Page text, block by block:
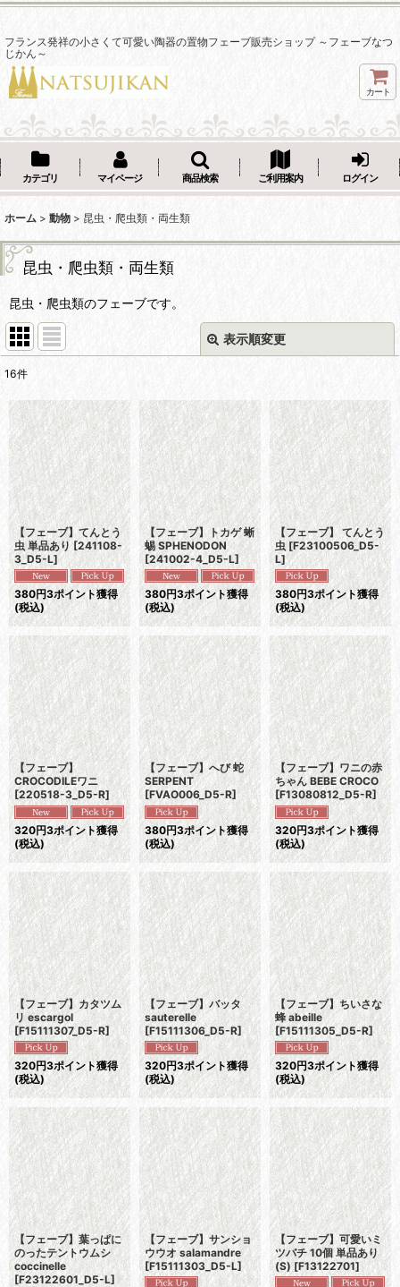
フランス発祥の小さくて可愛い陶器の置物フェーブ販売ショップ ～フェーブなつ
じかん～
カート
カテゴリ マイページ 商品検索 ご利用案内 ログイン
ホーム > 動物 > 昆虫・爬虫類・両生類
昆虫・爬虫類・両生類
昆虫・爬虫類のフェーブです。
表示順変更
並び順:
絞り込む
16件
【フェーブ】てんとう
虫 単品あり [241108-
3_D5-L]
380円3ポイント獲得
(税込)
【フェーブ】トカゲ 蜥
蜴 SPHENODON
[241002-4_D5-L]
380円3ポイント獲得
(税込)
【フェーブ】 てんとう
虫 [F23100506_D5-
L]
380円3ポイント獲得
(税込)
【フェーブ】
CROCODILEワニ
[220518-3_D5-R]
320円3ポイント獲得
(税込)
【フェーブ】へび 蛇
SERPENT
[FVAO006_D5-R]
380円3ポイント獲得
(税込)
【フェーブ】ワニの赤
ちゃん BEBE CROCO
[F13080812_D5-R]
320円3ポイント獲得
(税込)
【フェーブ】カタツム
リ escargol
[F15111307_D5-R]
320円3ポイント獲得
(税込)
【フェーブ】バッタ
sauterelle
[F15111306_D5-R]
320円3ポイント獲得
(税込)
【フェーブ】ちいさな
蜂 abeille
[F15111305_D5-R]
320円3ポイント獲得
(税込)
【フェーブ】葉っぱに
のったテントウムシ
coccinelle
[F23122601_D5-L]
【フェーブ】サンショ
ウウオ salamandre
[F15111303_D5-L]
【フェーブ】可愛いミ
ツバチ 10個 単品あり
(S) [F13122701]